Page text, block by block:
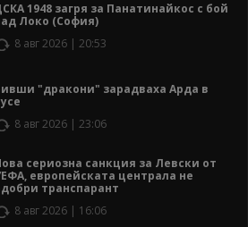
1948 загря за Панатинайкос с бой
Локо (София)
8 авг 2026 | 20:53
"дракони" зарадваха Арда в
8 авг 2026 | 23:06
сериозна санкция за Левски от
европейската централа не
транспарант
8 авг 2026 | 16:06